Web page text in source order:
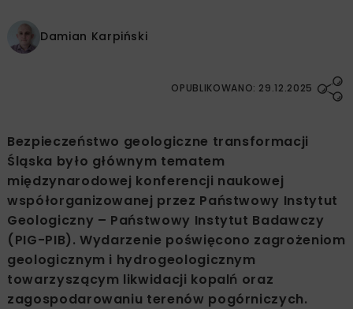
Damian Karpiński
OPUBLIKOWANO: 29.12.2025
Bezpieczeństwo geologiczne transformacji
Śląska było głównym tematem
międzynarodowej konferencji naukowej
współorganizowanej przez Państwowy Instytut
Geologiczny – Państwowy Instytut Badawczy
(PIG-PIB). Wydarzenie poświęcono zagrożeniom
geologicznym i hydrogeologicznym
towarzyszącym likwidacji kopalń oraz
zagospodarowaniu terenów pogórniczych.